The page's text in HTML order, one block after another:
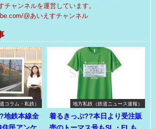
ャンネルを運営しています。
@あいえすチャンネル
コラム・私鉄）
地鉄本線全
住民アンケ
地方私鉄（鉄道ニュース速報）
着るきっぷ??本日より受注販
売のトーマス号もSL・ELも